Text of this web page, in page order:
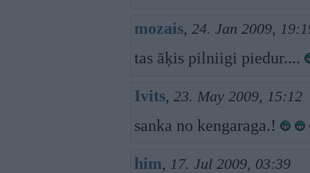
mozais, 24. Jan 2009,
tas āķis pilniigi piedur....
Ivits, 23. May 2009, 15:12
sanka no kengaraga.!
him, 17. Jul 2009, 03:39